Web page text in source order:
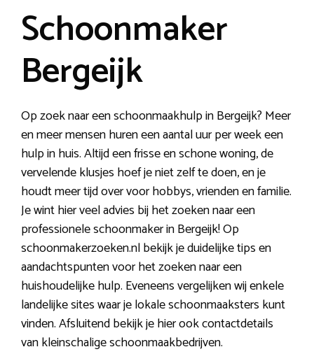
Schoonmaker
Bergeijk
Op zoek naar een schoonmaakhulp in Bergeijk? Meer
en meer mensen huren een aantal uur per week een
hulp in huis. Altijd een frisse en schone woning, de
vervelende klusjes hoef je niet zelf te doen, en je
houdt meer tijd over voor hobbys, vrienden en familie.
Je wint hier veel advies bij het zoeken naar een
professionele schoonmaker in Bergeijk! Op
schoonmakerzoeken.nl bekijk je duidelijke tips en
aandachtspunten voor het zoeken naar een
huishoudelijke hulp. Eveneens vergelijken wij enkele
landelijke sites waar je lokale schoonmaaksters kunt
vinden. Afsluitend bekijk je hier ook contactdetails
van kleinschalige schoonmaakbedrijven.